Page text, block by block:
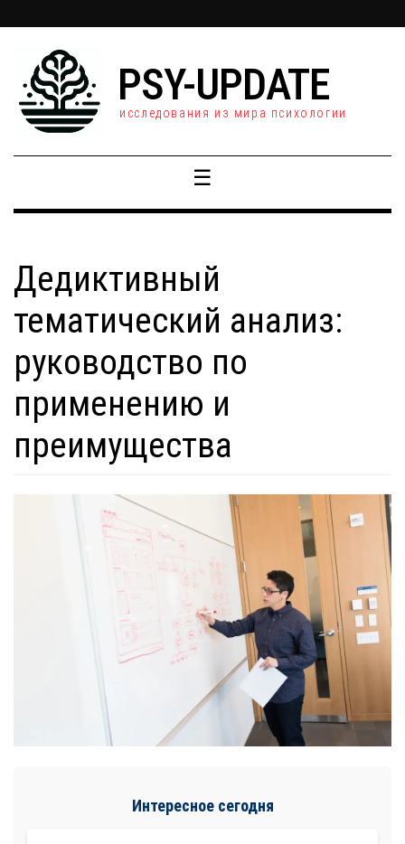
PSY-UPDATE
исследования из мира психологии
☰
Дедиктивный
тематический анализ:
руководство по
применению и
преимущества
Интересное сегодня